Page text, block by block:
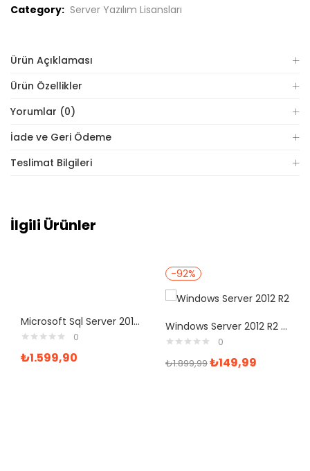
Category: Server Yazılım Lisansları
Ürün Açıklaması
Ürün Özellikler
Yorumlar (0)
İade ve Geri Ödeme
Teslimat Bilgileri
İlgili Ürünler
Microsoft Sql Server 2017 Enterprise Lisans
0
₺1.599,90
-92%
Windows Server 2012 R2 Standard Dijital Lisans
0
₺1.899,99₺149,99